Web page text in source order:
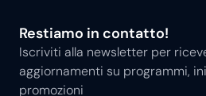
Restiamo in contatto!
Iscriviti alla newsletter per
aggiornamenti su programmi,
promozioni